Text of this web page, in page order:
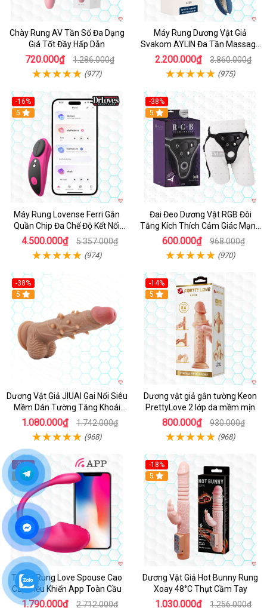
Chày Rung AV Tần Số Đa Dạng
Giá Tốt Đầy Hấp Dẫn
720.000₫ 1.286.000₫
(977)
Máy Rung Dương Vật Giả
Svakom AYLIN Đa Tần Massage
Sướng
2.200.000₫ 3.860.000₫
(975)
-16%
Hot
5
Máy Rung Lovense Ferri Gắn
Quần Chip Đa Chế Độ Kết Nối
App
4.500.000₫ 5.357.000₫
(974)
-38%
Hot
5
Đai Đeo Dương Vật RGB Đôi
Tăng Kích Thích Cảm Giác Mạnh
Mẽ
600.000₫ 968.000₫
(970)
-38%
5
Dương Vật Giả JIUAI Gai Nổi Siêu
Mềm Dán Tường Tăng Khoái
Cảm
1.080.000₫ 1.742.000₫
(968)
-14%
5
Dương vật giả gắn tường Keon
PrettyLove 2 lớp da mềm mịn
800.000₫ 930.000₫
(968)
-34%
5
Trứng Rung Love Spouse Cao
Cấp Điều Khiển App Toàn Cầu
1.790.000₫ 2.712.000₫
-18%
Hot
5
Dương Vật Giả Hot Bunny Rung
Xoay 48°C Thụt Cầm Tay
1.030.000₫ 1.256.000₫